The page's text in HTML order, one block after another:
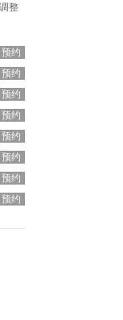
整
预约
预约
预约
预约
预约
预约
预约
预约